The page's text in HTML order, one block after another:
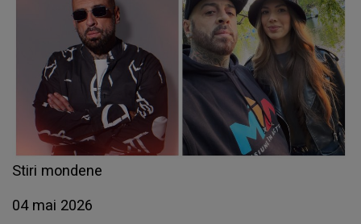
Stiri mondene
04 mai 2026